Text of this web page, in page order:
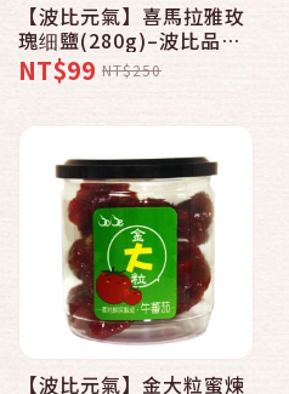
【波比元氣】喜馬拉雅玫
瑰细鹽(280g)–波比品味
系列
NT$99 NT$250
【波比元氣】金大粒蜜煉